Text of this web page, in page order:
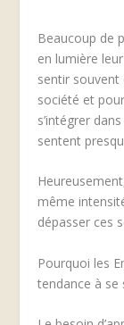
Beaucoup de
en lumière
sentir souvent
société et
s’intégrer
sentent
même
dépasser ces
Pourquoi les
tendance à se